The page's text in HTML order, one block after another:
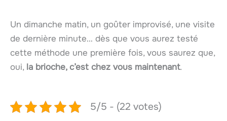
Un dimanche matin, un goûter improvisé, une visite
de dernière minute… dès que vous aurez testé
cette méthode une première fois, vous saurez que,
oui, la brioche, c’est chez vous maintenant.
5/5 - (22 votes)